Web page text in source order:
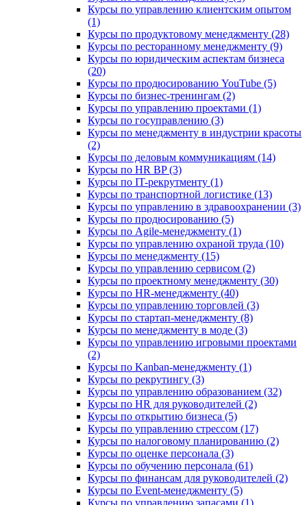
Курсы по управлению клиентским опытом
(1)
Курсы по продуктовому менеджменту (28)
Курсы по ресторанному менеджменту (9)
Курсы по юридическим аспектам бизнеса
(20)
Курсы по продюсированию YouTube (5)
Курсы по бизнес-тренингам (2)
Курсы по управлению проектами (1)
Курсы по госуправлению (3)
Курсы по менеджменту в индустрии красоты
(2)
Курсы по деловым коммуникациям (14)
Курсы по HR BP (3)
Курсы по IT-рекрутменту (1)
Курсы по транспортной логистике (13)
Курсы по управлению в здравоохранении (3)
Курсы по продюсированию (5)
Курсы по Agile-менеджменту (1)
Курсы по управлению охраной труда (10)
Курсы по менеджменту (15)
Курсы по управлению сервисом (2)
Курсы по проектному менеджменту (30)
Курсы по HR-менеджменту (40)
Курсы по управлению торговлей (3)
Курсы по стартап-менеджменту (8)
Курсы по менеджменту в моде (3)
Курсы по управлению игровыми проектами
(2)
Курсы по Kanban-менеджменту (1)
Курсы по рекрутингу (3)
Курсы по управлению образованием (32)
Курсы по HR для руководителей (2)
Курсы по открытию бизнеса (5)
Курсы по управлению стрессом (17)
Курсы по налоговому планированию (2)
Курсы по оценке персонала (3)
Курсы по обучению персонала (61)
Курсы по финансам для руководителей (2)
Курсы по Event-менеджменту (5)